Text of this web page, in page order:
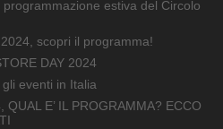
programmazione estiva del Circolo
scopri il programma!
DAY 2024
eventi in Italia
E’ IL PROGRAMMA? ECCO